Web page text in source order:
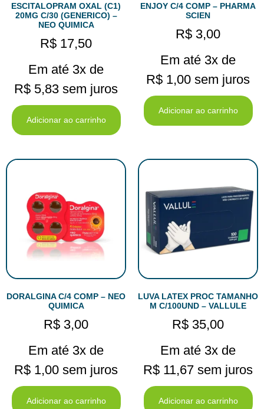
ESCITALOPRAM OXAL (C1)
20MG C/30 (GENERICO) –
NEO QUIMICA
R$ 17,50
Em até 3x de
R$ 5,83 sem juros
Adicionar ao carrinho
ENJOY C/4 COMP – PHARMA
SCIEN
R$ 3,00
Em até 3x de
R$ 1,00 sem juros
Adicionar ao carrinho
DORALGINA C/4 COMP – NEO
QUIMICA
R$ 3,00
Em até 3x de
R$ 1,00 sem juros
Adicionar ao carrinho
LUVA LATEX PROC TAMANHO
M C/100UND – VALLULE
R$ 35,00
Em até 3x de
R$ 11,67 sem juros
Adicionar ao carrinho